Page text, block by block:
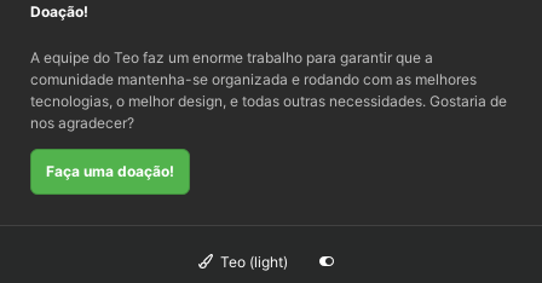
Doação!
A equipe do Teo faz um enorme trabalho para garantir que a
comunidade mantenha-se organizada e rodando com as melhores
tecnologias, o melhor design, e todas outras necessidades. Gostaria de
nos agradecer?
Faça uma doação!
Teo (light)